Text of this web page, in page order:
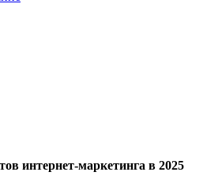
интернет-маркетинга в 2025